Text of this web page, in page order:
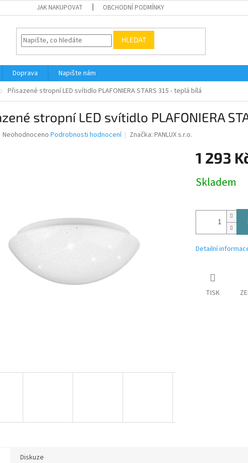
JAK NAKUPOVAT OBCHODNÍ PODMÍNKY
HLEDAT
Doprava
Napište nám
Přisazené stropní LED svítidlo PLAFONIERA STARS 315 - teplá bílá
stropní LED svítidlo PLAFONIERA
Průměrné
Neohodnoceno Podrobnosti hodnocení Značka:PANLUX s.r.o.
1 293
cena:
Skladem
Detailní
TISK
Diskuze